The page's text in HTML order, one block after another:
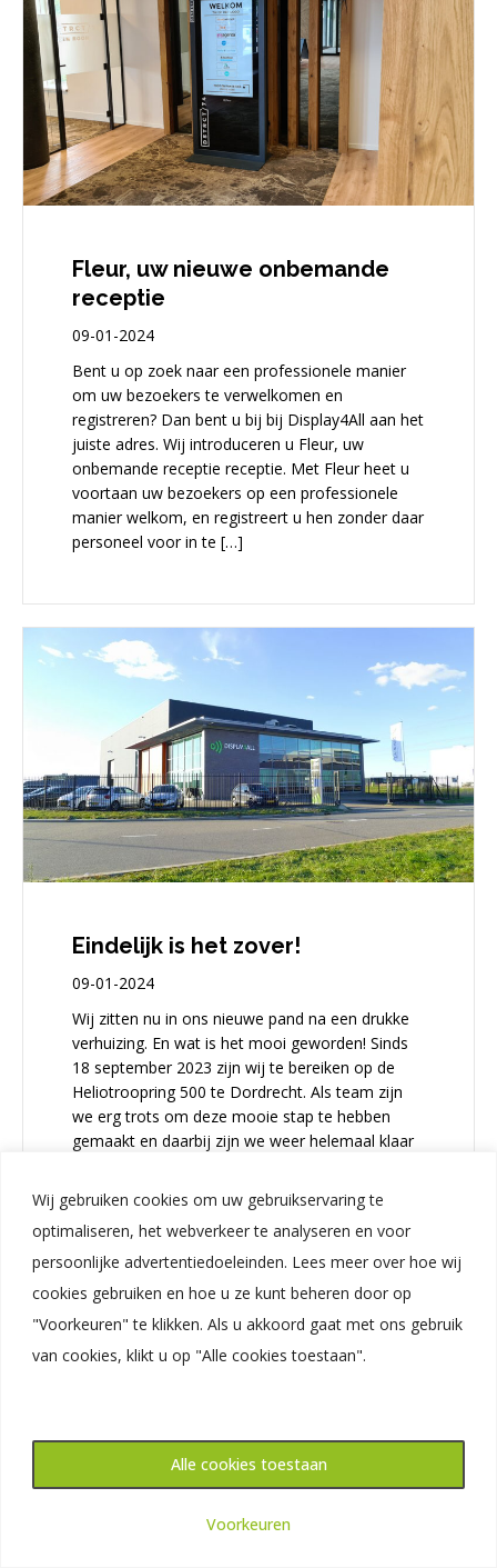
Plan een online demo in
powered by Calendly
Wij gebruiken cookies om uw gebruikservaring te
optimaliseren, het webverkeer te analyseren en voor
persoonlijke advertentiedoeleinden. Lees meer over hoe wij
cookies gebruiken en hoe u ze kunt beheren door op
"Voorkeuren" te klikken. Als u akkoord gaat met ons gebruik
van cookies, klikt u op "Alle cookies toestaan".
Voorkeuren
Alle cookies toestaan
Fleur, uw nieuwe onbemande
receptie
09-01-2024
Bent u op zoek naar een professionele manier
om uw bezoekers te verwelkomen en
registreren? Dan bent u bij bij Display4All aan het
juiste adres. Wij introduceren u Fleur, uw
onbemande receptie receptie. Met Fleur heet u
voortaan uw bezoekers op een professionele
manier welkom, en registreert u hen zonder daar
personeel voor in te […]
Eindelijk is het zover!
09-01-2024
Wij zitten nu in ons nieuwe pand na een drukke
verhuizing. En wat is het mooi geworden! Sinds
18 september 2023 zijn wij te bereiken op de
Heliotroopring 500 te Dordrecht. Als team zijn
we erg trots om deze mooie stap te hebben
gemaakt en daarbij zijn we weer helemaal klaar
Display4all BV neemt JOAN